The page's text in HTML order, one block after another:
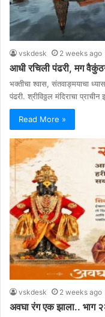
vskdesk 2 weeks ago
आधी रचिली पंढरी, मग
भक्तीचा श्वास, संतवाङ्मयाचा
पंढरी. श्रीविठ्ठल मंदिराचा
Read More »
vskdesk 2 weeks ago
अवघा रंग एक झाला.. भाग